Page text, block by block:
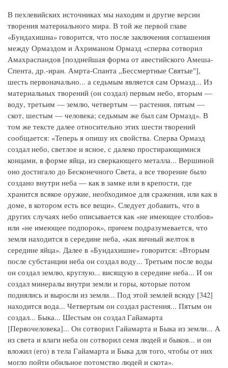
В пехлевийских источниках мы находим и другие версии
творения материального мира. В той же первой главе
«Бундахишна» говорится, что после заключения соглашения
между Ормаздом и Ахриманом Ормазд «сперва сотворил
Амахраспандов [позднейшая форма от авестийского Амеша-
Спента, др.-иран. Амрта-Спанта „Бессмертные Святые"],
шесть первоначально... а седьмым является сам Ормазд... Из
материальных творений (он создал) первым небо, вторым —
воду, третьим — землю, четвертым — растения, пятым —
скот, шестым — человека; седьмым же был сам Ормазд». В
том же тексте далее относительно этих шести творений
сообщается: «Теперь я опишу их свойства. Сперва Ормазд
создал небо, светлое и ясное, с далеко простирающимися
концами, в форме яйца, из сверкающего металла... Вершиной
оно достигало до Бесконечного Света, а все творение было
создано внутри неба — как в замке или в крепости, где
хранится всякое оружие, необходимое для сражения, или как в
доме, в котором есть все вещи». Следует добавить, что в
других случаях небо описывается как «не имеющее столбов»
или «не имеющее подпорок», причем подразумевается, что
земля находится в середине неба, «как яичный желток в
середине яйца». Далее в «Бундахишне» говорится: «Вторым
после субстанции неба он создал воду... Третьим после воды
он создал землю, круглую... висящую в середине неба... И он
создал минералы внутри земли и горы, которые потом
поднялись и выросли из земли... Под этой землей всюду [342]
находится вода... Четвертым он создал растения... Пятым он
создал... Быка... Шестым он создал Гайамарта
[Первочеловека]... Он сотворил Гайамарта и Быка из земли... А
из света и влаги неба он сотворил семя людей и быков... и он
вложил (его) в тела Гайамарта и Быка для того, чтобы от них
могло пойти обильное потомство людей и скота».